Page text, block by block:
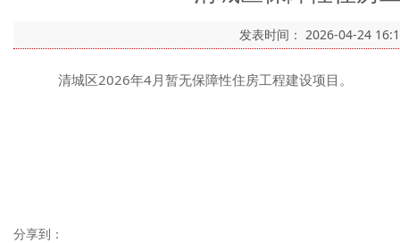
发表时间： 2026-04-24
清城区2026年4月暂无保障性住房工程建设项目。
分享到：